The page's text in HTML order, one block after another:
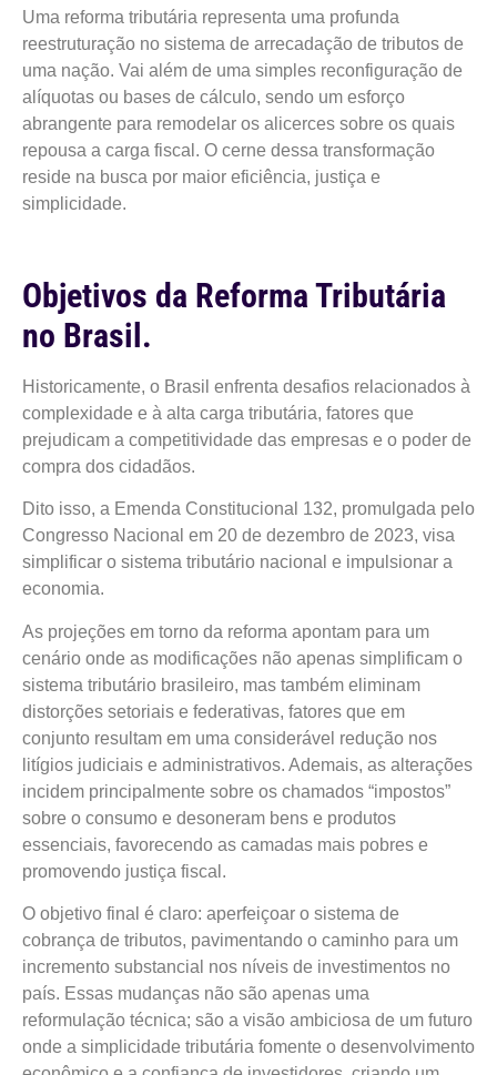
Uma reforma tributária representa uma profunda
reestruturação no sistema de arrecadação de tributos de
uma nação. Vai além de uma simples reconfiguração de
alíquotas ou bases de cálculo, sendo um esforço
abrangente para remodelar os alicerces sobre os quais
repousa a carga fiscal. O cerne dessa transformação
reside na busca por maior eficiência, justiça e
simplicidade.
Objetivos da Reforma Tributária
no Brasil.
Historicamente, o Brasil enfrenta desafios relacionados à
complexidade e à alta carga tributária, fatores que
prejudicam a competitividade das empresas e o poder de
compra dos cidadãos.
Dito isso, a Emenda Constitucional 132, promulgada pelo
Congresso Nacional em 20 de dezembro de 2023, visa
simplificar o sistema tributário nacional e impulsionar a
economia.
As projeções em torno da reforma apontam para um
cenário onde as modificações não apenas simplificam o
sistema tributário brasileiro, mas também eliminam
distorções setoriais e federativas, fatores que em
conjunto resultam em uma considerável redução nos
litígios judiciais e administrativos. Ademais, as alterações
incidem principalmente sobre os chamados “impostos”
sobre o consumo e desoneram bens e produtos
essenciais, favorecendo as camadas mais pobres e
promovendo justiça fiscal.
O objetivo final é claro: aperfeiçoar o sistema de
cobrança de tributos, pavimentando o caminho para um
incremento substancial nos níveis de investimentos no
país. Essas mudanças não são apenas uma
reformulação técnica; são a visão ambiciosa de um futuro
onde a simplicidade tributária fomente o desenvolvimento